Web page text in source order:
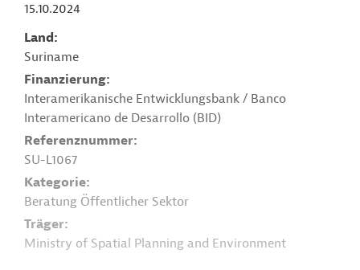
15.10.2024
Land
Suriname
Finanzierung
Interamerikanische Entwicklungsbank / Banco
Interamericano de Desarrollo (BID)
Referenznummer
SU-L1067
Kategorie
Beratung Öffentlicher Sektor
Träger
Ministry of Spatial Planning and Environment